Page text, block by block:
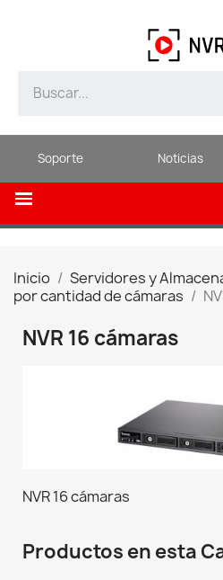
Soporte Noticias
Inicio Servidores y
por cantidad de cámaras
NVR 16 cámaras
NVR 16 cámaras
Productos en esta